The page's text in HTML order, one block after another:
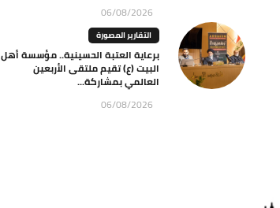
06/08/2026
التقارير المصورة
برعاية العتبة الحسينية.. مؤسسة أهل
البيت (ع) تقيم ملتقى الأربعين
العالمي بمشاركة...
06/08/2026